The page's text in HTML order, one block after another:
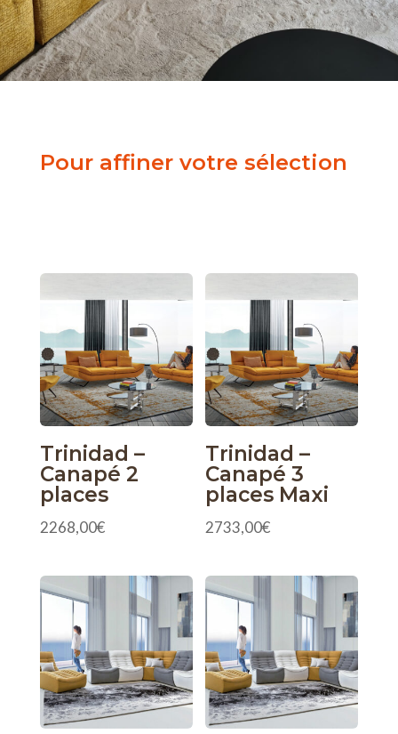
Pour affiner votre sélection
Trinidad –
Canapé 2
places
2268,00€
Trinidad –
Canapé 3
places Maxi
2733,00€